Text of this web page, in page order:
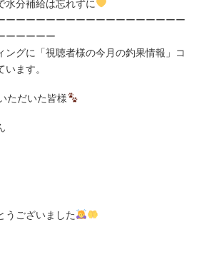
ーーーーーーーーーーーーーーーーーー
ーーーーー
ングに「視聴者様の今月の釣果情報」コ
ます。
ただいた皆様
うございました